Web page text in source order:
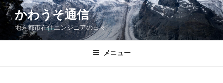
コ
ン
ン
かわうそ通信
地方都市在住エンジニアの日々
メニュー